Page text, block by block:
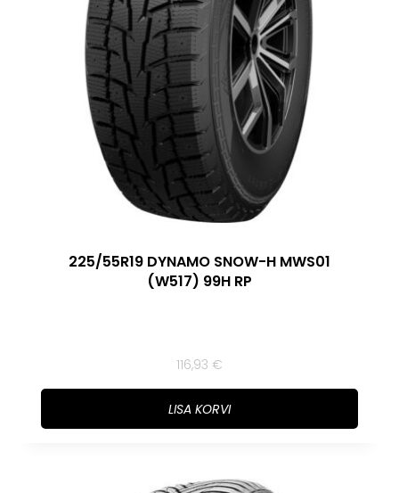
225/55R19 DYNAMO SNOW-H MWS01
(W517) 99H RP
116,93 €
LISA KORVI